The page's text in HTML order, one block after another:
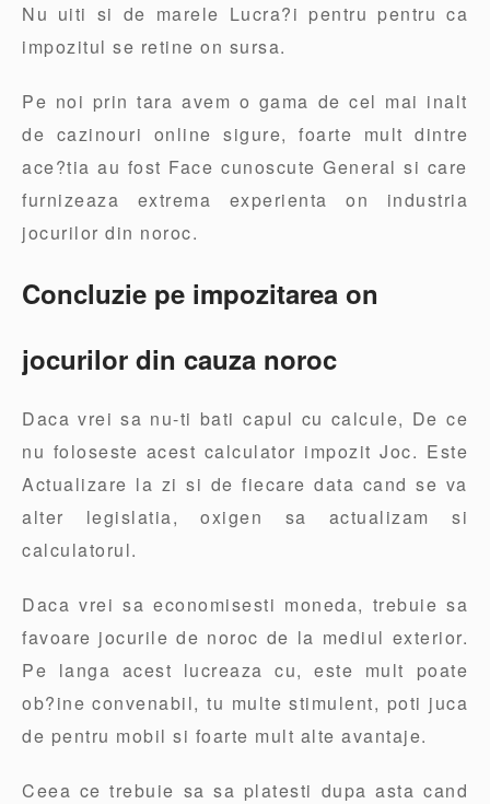
Nu uiti si de marele Lucra?i pentru pentru ca
impozitul se retine on sursa.
Pe noi prin tara avem o gama de cel mai inalt
de cazinouri online sigure, foarte mult dintre
ace?tia au fost Face cunoscute General si care
furnizeaza extrema experienta on industria
jocurilor din noroc.
Concluzie pe impozitarea on
jocurilor din cauza noroc
Daca vrei sa nu-ti bati capul cu calcule, De ce
nu foloseste acest calculator impozit Joc. Este
Actualizare la zi si de fiecare data cand se va
alter legislatia, oxigen sa actualizam si
calculatorul.
Daca vrei sa economisesti moneda, trebuie sa
favoare jocurile de noroc de la mediul exterior.
Pe langa acest lucreaza cu, este mult poate
ob?ine convenabil, tu multe stimulent, poti juca
de pentru mobil si foarte mult alte avantaje.
Ceea ce trebuie sa sa platesti dupa asta cand